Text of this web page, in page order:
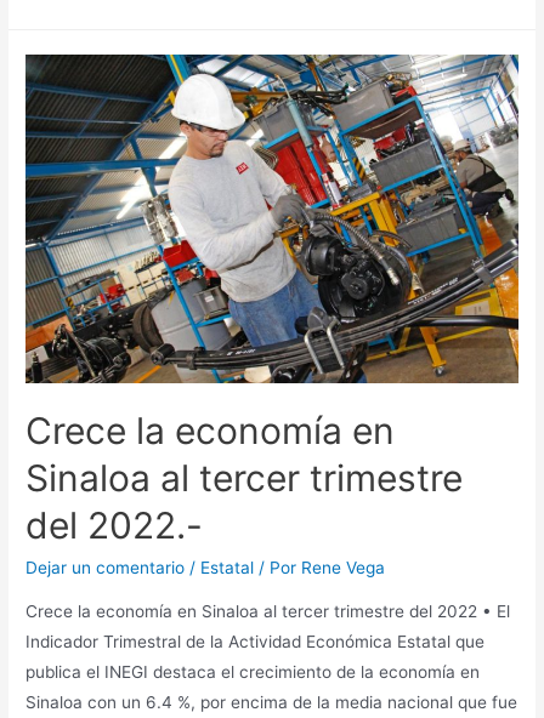
Crece la economía en
Sinaloa al tercer trimestre
del 2022.-
Dejar un comentario / Estatal / Por Rene Vega
Crece la economía en Sinaloa al tercer trimestre del 2022 • El
Indicador Trimestral de la Actividad Económica Estatal que
publica el INEGI destaca el crecimiento de la economía en
Sinaloa con un 6.4 %, por encima de la media nacional que fue